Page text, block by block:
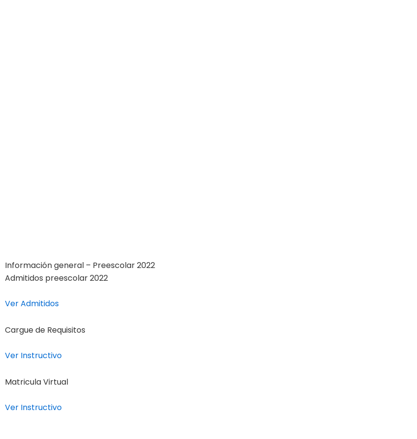
Información general – Preescolar 2022
Admitidos preescolar 2022
Ver Admitidos
Cargue de Requisitos
Ver Instructivo
Matricula Virtual
Ver Instructivo